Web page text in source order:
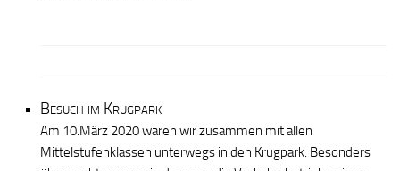
Besuch im Krugpark
Am 10.März 2020 waren wir zusammen mit allen
Mittelstufenklassen unterwegs in den Krugpark. Besonders